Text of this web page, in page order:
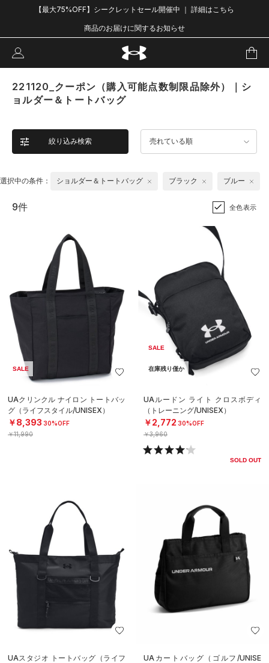
【最大75%OFF】シークレットセール開催中 ｜ 詳細はこちら
商品のお届けに関するお知らせ
221120_クーポン（購入可能点数制限品除外）｜シ
ョルダー＆トートバッグ
絞り込み検索 売れている順
選択中の条件： ショルダー＆トートバッグ ブラック ブルー
9件 全色表示
SALE
UAクリンクル ナイロン トートバッ
グ（ライフスタイル/UNISEX）
￥8,393 30%OFF
￥11,990
SALE
在庫残り僅か
UAルードン ライト クロスボディ
（トレーニング/UNISEX）
￥2,772 30%OFF
￥3,960
SOLD OUT
UAスタジオ トートバッグ（ライフ
UAカートバッグ（ゴルフ/UNISE